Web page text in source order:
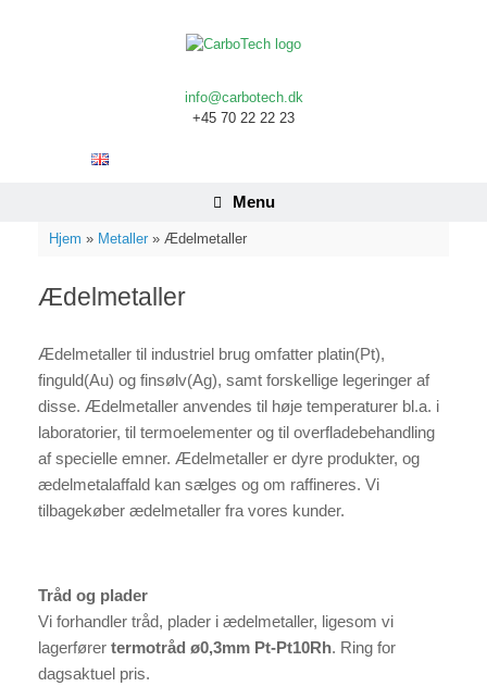
info@carbotech.dk
+45 70 22 22 23
Menu
Hjem » Metaller» Ædelmetaller
Ædelmetaller
Ædelmetaller til industriel brug omfatter platin(Pt),
finguld(Au) og finsølv(Ag), samt forskellige legeringer af
disse. Ædelmetaller anvendes til høje temperaturer bl.a. i
laboratorier, til termoelementer og til overfladebehandling
af specielle emner. Ædelmetaller er dyre produkter, og
ædelmetalaffald kan sælges og om raffineres. Vi
tilbagekøber ædelmetaller fra vores kunder.
Tråd og plader
Vi forhandler tråd, plader i ædelmetaller, ligesom vi
lagerfører termotråd ø0,3mm Pt-Pt10Rh. Ring for
dagsaktuel pris.